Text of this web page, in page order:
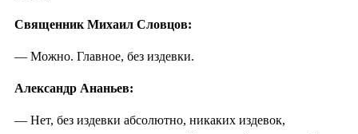
Священник Михаил Словцов:
— Можно. Главное, без издевки.
Александр Ананьев:
— Нет, без издевки абсолютно, никаких издевок,